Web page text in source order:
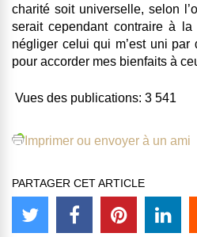
charité soit universelle, selon
serait cependant contraire à
négliger celui qui m’est uni
pour accorder mes bienfaits à
Vues des publications: 3 541
Imprimer ou envoyer à un ami
PARTAGER CET ARTICLE